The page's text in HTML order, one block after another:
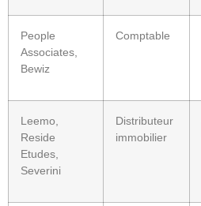
People
Associates,
Bewiz
Comptable
Leemo,
Reside
Etudes,
Severini
Distributeur
immobilier